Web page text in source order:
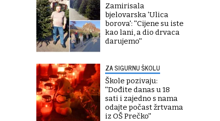
Zamirisala
bjelovarska 'Ulica
borova': ''Cijene su iste
kao lani, a dio drvaca
darujemo''
ZA SIGURNU ŠKOLU
Škole pozivaju:
''Dođite danas u 18
sati i zajedno s nama
odajte počast žrtvama
iz OŠ Prečko''